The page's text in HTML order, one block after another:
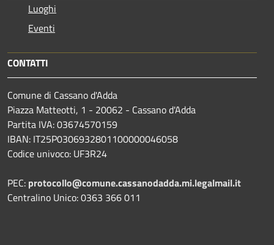
Luoghi
Eventi
CONTATTI
Comune di Cassano d'Adda
Piazza Matteotti, 1 - 20062 - Cassano d'Adda
Partita IVA: 03674570159
IBAN: IT25P0306932801100000046058
Codice univoco: UF3R24
PEC: protocollo@comune.cassanodadda.mi.legalmail.it
Centralino Unico: 0363 366 011